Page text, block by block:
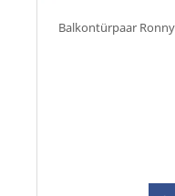
Balkontürpaar